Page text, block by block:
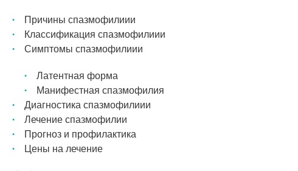
Причины спазмофилиии
Классификация спазмофилиии
Симптомы спазмофилиии
Латентная форма
Манифестная спазмофилия
Диагностика спазмофилиии
Лечение спазмофилии
Прогноз и профилактика
Цены на лечение